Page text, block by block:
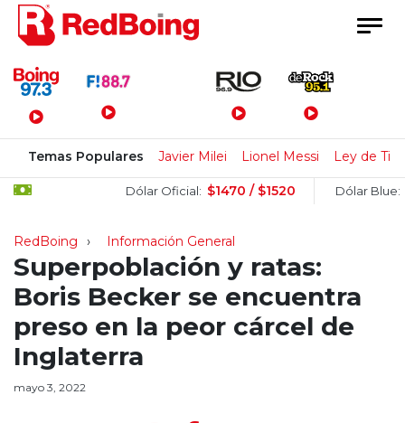
Menú Principal
Temas Populares Javier Milei Lionel Messi Ley de
Dólar Oficial: $1470 / $1520 Dólar Blue:
RedBoing Información General
Superpoblación y ratas:
Boris Becker se encuentra
preso en la peor cárcel de
Inglaterra
mayo 3, 2022